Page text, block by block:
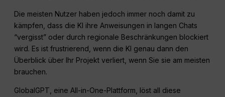
Die meisten Nutzer haben jedoch immer noch damit zu
kämpfen, dass die KI ihre Anweisungen in langen Chats
“vergisst” oder durch regionale Beschränkungen blockiert
wird. Es ist frustrierend, wenn die KI genau dann den
Überblick über Ihr Projekt verliert, wenn Sie sie am meisten
brauchen.
GlobalGPT, eine All-in-One-Plattform, löst all diese